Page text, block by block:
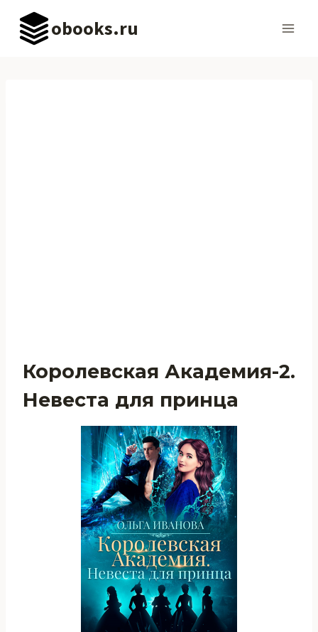
Перейти
содержимому
obooks.ru
Королевская Академия-2.
Невеста для принца